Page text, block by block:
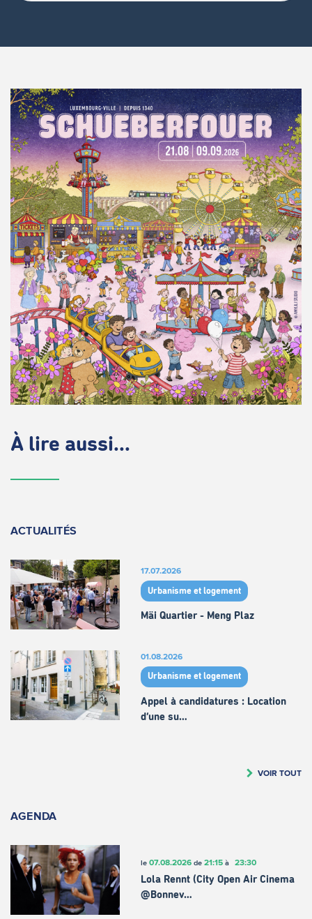
À lire aussi...
ACTUALITÉS
17.07.2026
Urbanisme et logement
Mäi Quartier - Meng Plaz
01.08.2026
Urbanisme et logement
Appel à candidatures : Location
d’une su…
VOIR TOUT
AGENDA
le 07.08.2026de 21:15à 23:30
Lola Rennt (City Open Air Cinema
@Bonnev…